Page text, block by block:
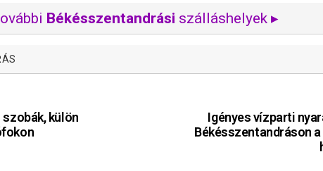
Békésszentandrási szálláshelyek ▸
külön
Igényes vízparti
Békésszentandráson